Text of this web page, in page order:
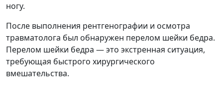
ногу.
После выполнения рентгенографии и осмотра
травматолога был обнаружен перелом шейки бедра.
Перелом шейки бедра — это экстренная ситуация,
требующая быстрого хирургического
вмешательства.